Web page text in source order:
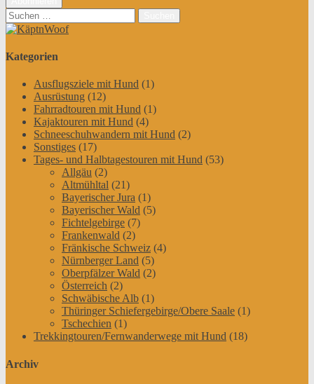
Suchen
nach:
Kategorien
Ausflugsziele mit Hund (1)
Ausrüstung (12)
Fahrradtouren mit Hund (1)
Kajaktouren mit Hund (4)
Schneeschuhwandern mit Hund (2)
Sonstiges (17)
Tages- und Halbtagestouren mit Hund (53)
Allgäu (2)
Altmühltal (21)
Bayerischer Jura (1)
Bayerischer Wald (5)
Fichtelgebirge (7)
Frankenwald (2)
Fränkische Schweiz (4)
Nürnberger Land (5)
Oberpfälzer Wald (2)
Österreich (2)
Schwäbische Alb (1)
Thüringer Schiefergebirge/Obere Saale (1)
Tschechien (1)
Trekkingtouren/Fernwanderwege mit Hund (18)
Archiv